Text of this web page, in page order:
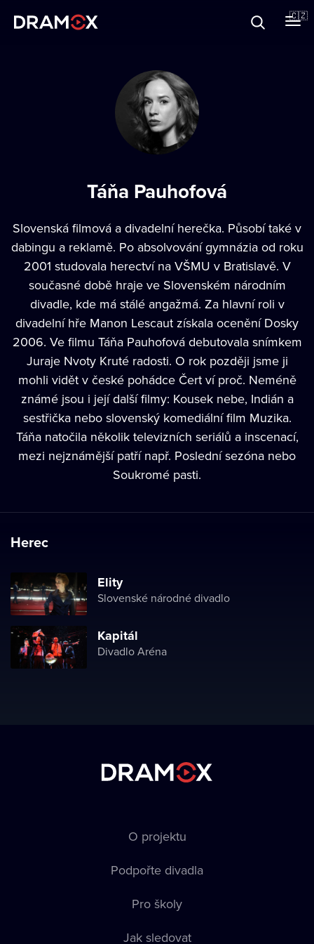
🇨🇿
Táňa Pauhofová
Slovenská filmová a divadelní herečka. Působí také v
dabingu a reklamě. Po absolvování gymnázia od roku
2001 studovala herectví na VŠMU v Bratislavě. V
současné době hraje ve Slovenském národním
divadle, kde má stálé angažmá. Za hlavní roli v
divadelní hře Manon Lescaut získala ocenění Dosky
2006. Ve filmu Táňa Pauhofovádebutovala snímkem
Juraje Nvoty Kruté radosti. O rok později jsme ji
mohli vidět v české pohádce Čert ví proč. Neméně
známé jsou i její další filmy: Kousek nebe, Indián a
sestřička nebo slovenský komediální film Muzika.
Táňa natočila několik televizních seriálů a inscenací,
mezi nejznámější patří např. Poslední sezóna nebo
Soukromé pasti.
Herec
Elity
Slovenské národné divadlo
Kapitál
Divadlo Aréna
O projektu
Podpořte divadla
Pro školy
Jak sledovat